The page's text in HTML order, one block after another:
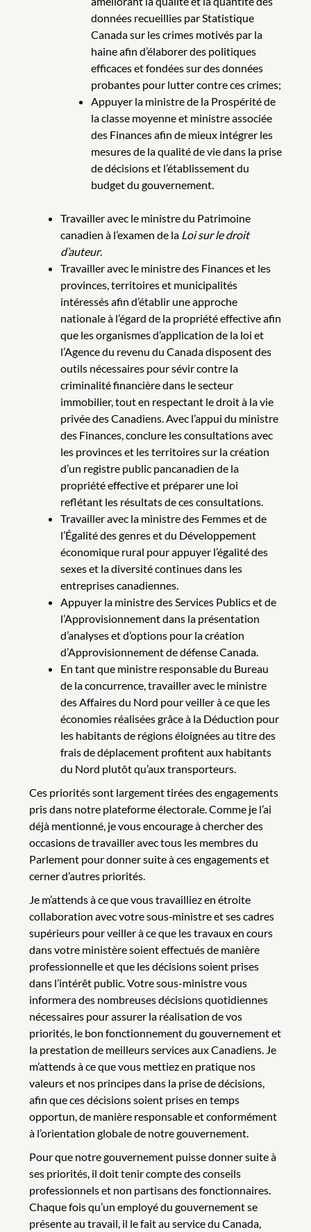
données recueillies par Statistique
Canada sur les crimes motivés par la
haine afin d’élaborer des politiques
efficaces et fondées sur des données
probantes pour lutter contre ces crimes;
Appuyer la ministre de la Prospérité de
la classe moyenne et ministre associée
des Finances afin de mieux intégrer les
mesures de la qualité de vie dans la prise
de décisions et l’établissement du
budget du gouvernement.
Travailler avec le ministre du Patrimoine
canadien à l’examen de la Loi sur le droit
d’auteur.
Travailler avec le ministre des Finances et les
provinces, territoires et municipalités
intéressés afin d’établir une approche
nationale à l’égard de la propriété effective afin
que les organismes d’application de la loi et
l’Agence du revenu du Canada disposent des
outils nécessaires pour sévir contre la
criminalité financière dans le secteur
immobilier, tout en respectant le droit à la vie
privée des Canadiens. Avec l’appui du ministre
des Finances, conclure les consultations avec
les provinces et les territoires sur la création
d’un registre public pancanadien de la
propriété effective et préparer une loi
reflétant les résultats de ces consultations.
Travailler avec la ministre des Femmes et de
l’Égalité des genres et du Développement
économique rural pour appuyer l’égalité des
sexes et la diversité continues dans les
entreprises canadiennes.
Appuyer la ministre des Services Publics et de
l’Approvisionnement dans la présentation
d’analyses et d’options pour la création
d’Approvisionnement de défense Canada.
En tant que ministre responsable du Bureau
de la concurrence, travailler avec le ministre
des Affaires du Nord pour veiller à ce que les
économies réalisées grâce à la Déduction pour
les habitants de régions éloignées au titre des
frais de déplacement profitent aux habitants
du Nord plutôt qu’aux transporteurs.
Ces priorités sont largement tirées des engagements
pris dans notre plateforme électorale. Comme je l’ai
déjà mentionné, je vous encourage à chercher des
occasions de travailler avec tous les membres du
Parlement pour donner suite à ces engagements et
cerner d’autres priorités.
Je m’attends à ce que vous travailliez en étroite
collaboration avec votre sous‑ministre et ses cadres
supérieurs pour veiller à ce que les travaux en cours
dans votre ministère soient effectués de manière
professionnelle et que les décisions soient prises
dans l’intérêt public. Votre sous-ministre vous
informera des nombreuses décisions quotidiennes
nécessaires pour assurer la réalisation de vos
priorités, le bon fonctionnement du gouvernement et
la prestation de meilleurs services aux Canadiens. Je
m’attends à ce que vous mettiez en pratique nos
valeurs et nos principes dans la prise de décisions,
afin que ces décisions soient prises en temps
opportun, de manière responsable et conformément
à l’orientation globale de notre gouvernement.
Pour que notre gouvernement puisse donner suite à
ses priorités, il doit tenir compte des conseils
professionnels et non partisans des fonctionnaires.
Chaque fois qu’un employé du gouvernement se
présente au travail, il le fait au service du Canada,